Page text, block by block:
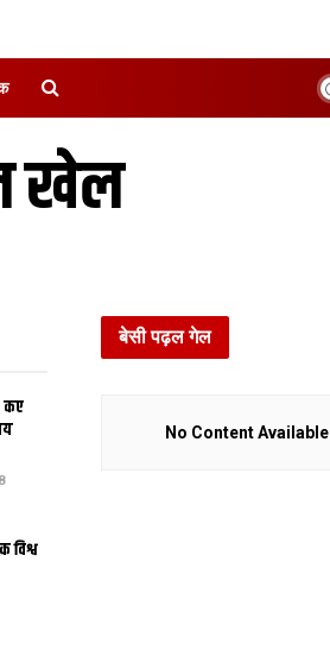
खेल
कए
बेसी पढ़ल गेल
No Content Available